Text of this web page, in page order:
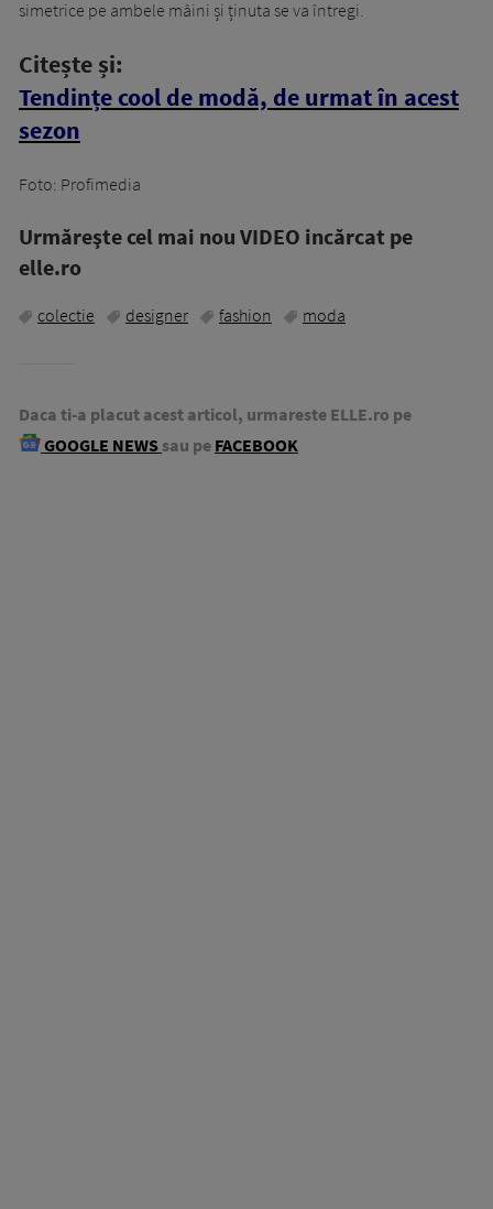
simetrice pe ambele mâini și ținuta se va întregi.
Citește și:
Tendințe cool de modă, de urmat în acest
sezon
Foto: Profimedia
Urmăreşte cel mai nou VIDEO incărcat pe
elle.ro
colectie designer fashion moda
Daca ti-a placut acest articol, urmareste ELLE.ro pe
GOOGLE NEWS sau pe FACEBOOK